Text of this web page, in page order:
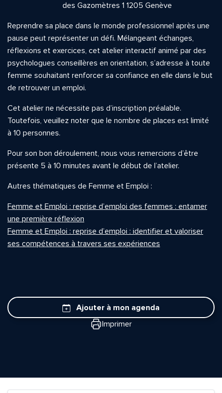
des Gazomètres 1 1205 Genève
Reprendre sa place dans le monde professionnel après une
pause peut représenter un défi. Mélangeant échanges,
réflexions et exercices, cet atelier interactif animé par des
psychologues conseillères en orientation, s’adresse à toute
femme souhaitant renforcer sa confiance en elle dans le but
de retrouver un emploi.
Cet atelier ne nécessite pas d’inscription préalable.
Toutefois, veuillez noter que le nombre de places est limité
à 10 personnes.
Pour son bon déroulement, nous vous remercions d’être
présente 5 à 10 minutes avant le début de l’atelier.
Autres thématiques de Femme et Emploi :
Femme et Emploi : reprise d’emploi des femmes : entamer
une première réflexion
Femme et Emploi : reprise d’emploi : identifier et valoriser
ses compétences à travers ses expériences
Ajouter à mon agenda
Imprimer